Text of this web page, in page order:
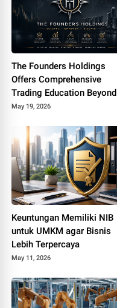
The Founders Holdings
Offers Comprehensive
Trading Education Beyond
Traditional Market
May 19, 2026
Keuntungan Memiliki NIB
untuk UMKM agar Bisnis
Lebih Terpercaya
May 11, 2026